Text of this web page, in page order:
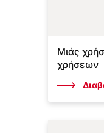
Μιάς
χρήσεων